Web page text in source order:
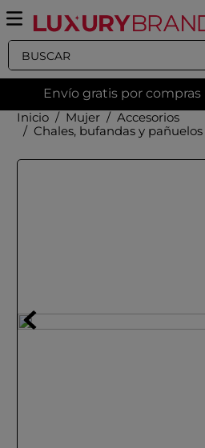
Buscar
Envío gratis por
Mujer
Accesorios
Chales, bufandas y pañuelos